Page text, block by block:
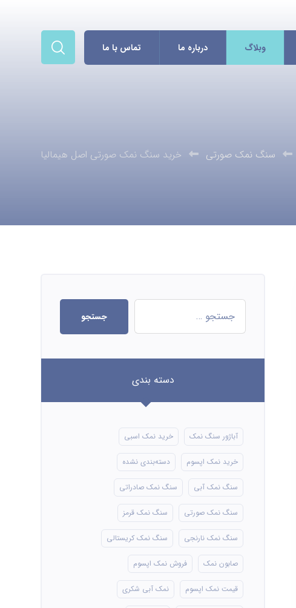
وبلاگ درباره ما تماس با ما
سنگ نمک صورتی خرید سنگ نمک صورتی اصل هیمالیا
جستجو
دسته بندی
آباژور سنگ نمک خرید نمک اسبی
خرید نمک اپسوم دسته‌بندی نشده
سنگ نمک آبی سنگ نمک صادراتی
سنگ نمک صورتی سنگ نمک قرمز
سنگ نمک نارنجی سنگ نمک کریستالی
صابون نمک فروش نمک اپسوم
قیمت نمک اپسوم نمک آبی شکری